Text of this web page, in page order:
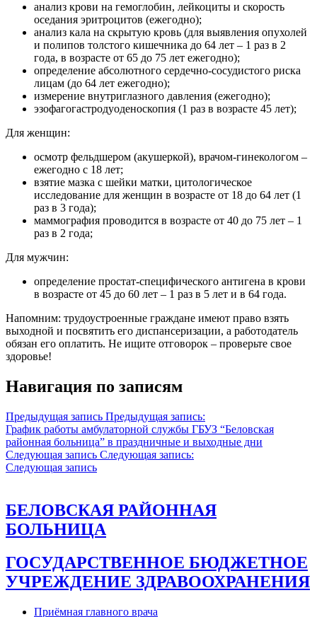
анализ крови на гемоглобин, лейкоциты и скорость
оседания эритроцитов (ежегодно);
анализ кала на скрытую кровь (для выявления опухолей
и полипов толстого кишечника до 64 лет – 1 раз в 2
года, в возрасте от 65 до 75 лет ежегодно);
определение абсолютного сердечно-сосудистого риска
лицам (до 64 лет ежегодно);
измерение внутриглазного давления (ежегодно);
эзофагогастродуоденоскопия (1 раз в возрасте 45 лет);
Для женщин:
осмотр фельдшером (акушеркой), врачом-гинекологом –
ежегодно с 18 лет;
взятие мазка с шейки матки, цитологическое
исследование для женщин в возрасте от 18 до 64 лет (1
раз в 3 года);
маммография проводится в возрасте от 40 до 75 лет – 1
раз в 2 года;
Для мужчин:
определение простат-специфического антигена в крови
в возрасте от 45 до 60 лет – 1 раз в 5 лет и в 64 года.
Напомним: трудоустроенные граждане имеют право взять
выходной и посвятить его диспансеризации, а работодатель
обязан его оплатить. Не ищите отговорок – проверьте свое
здоровье!
Навигация по записям
Предыдущая запись Предыдущая запись:
График работы амбулаторной службы ГБУЗ “Беловская
районная больница” в праздничные и выходные дни
Следующая запись Следующая запись:
Следующая запись
БЕЛОВСКАЯ РАЙОННАЯ
БОЛЬНИЦА
ГОСУДАРСТВЕННОЕ БЮДЖЕТНОЕ
УЧРЕЖДЕНИЕ ЗДРАВООХРАНЕНИЯ
Приёмная главного врача